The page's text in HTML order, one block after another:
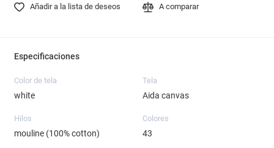
Añadir a la lista de deseos A comparar
Especificaciones
Color de tela
white
Tela
Aida canvas
Hilos
mouline (100% cotton)
Colores
43